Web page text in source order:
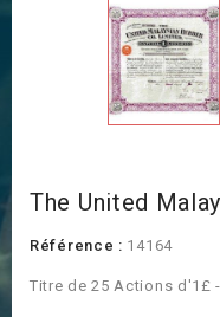
The United
Référence : 14164
Titre de 25 Actions d'1£